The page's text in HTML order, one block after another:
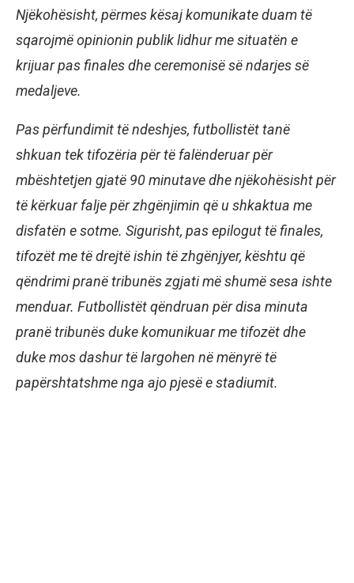
Njëkohësisht, përmes kësaj komunikate duam të
sqarojmë opinionin publik lidhur me situatën e
krijuar pas finales dhe ceremonisë së ndarjes së
medaljeve.
Pas përfundimit të ndeshjes, futbollistët tanë
shkuan tek tifozëria për të falënderuar për
mbështetjen gjatë 90 minutave dhe njëkohësisht për
të kërkuar falje për zhgënjimin që u shkaktua me
disfatën e sotme. Sigurisht, pas epilogut të finales,
tifozët me të drejtë ishin të zhgënjyer, kështu që
qëndrimi pranë tribunës zgjati më shumë sesa ishte
menduar. Futbollistët qëndruan për disa minuta
pranë tribunës duke komunikuar me tifozët dhe
duke mos dashur të largohen në mënyrë të
papërshtatshme nga ajo pjesë e stadiumit.